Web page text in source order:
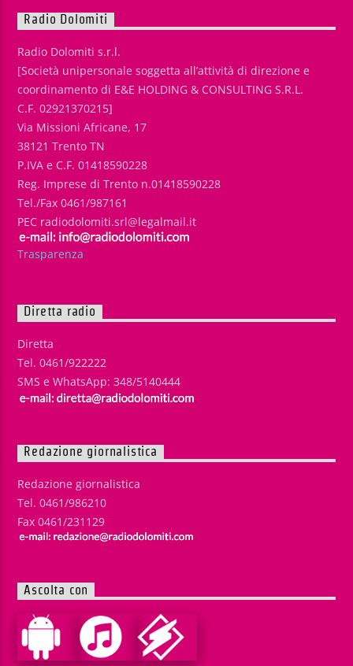
Radio Dolomiti
Radio Dolomiti s.r.l.
[Società unipersonale soggetta all’attività di direzione e
coordinamento di E&E HOLDING & CONSULTING S.R.L.
C.F. 02921370215]
Via Missioni Africane, 17
38121 Trento TN
P.IVA e C.F. 01418590228
Reg. Imprese di Trento n.01418590228
Tel./Fax 0461/987161
PEC radiodolomiti.srl@legalmail.it
Trasparenza
Diretta radio
Diretta
Tel. 0461/922222
SMS e WhatsApp: 348/5140444
Redazione giornalistica
Redazione giornalistica
Tel. 0461/986210
Fax 0461/231129
Ascolta con